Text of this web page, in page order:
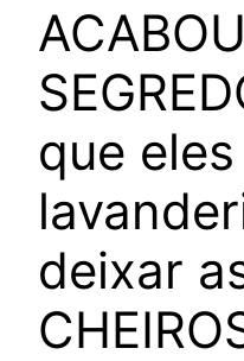
que
deixar